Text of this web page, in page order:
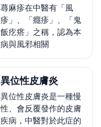
蕁麻疹在中醫有「風
疹」、「癮疹」、「鬼
飯疙瘩」之稱，認為本
病與風邪相關
異位性皮膚炎
異位性皮膚炎是一種慢
性、會反覆發作的皮膚
疾病，中醫對於此症的